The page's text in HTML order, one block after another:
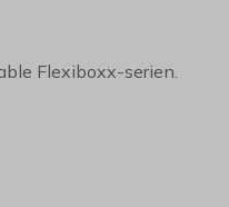
Flexiboxx-serien.